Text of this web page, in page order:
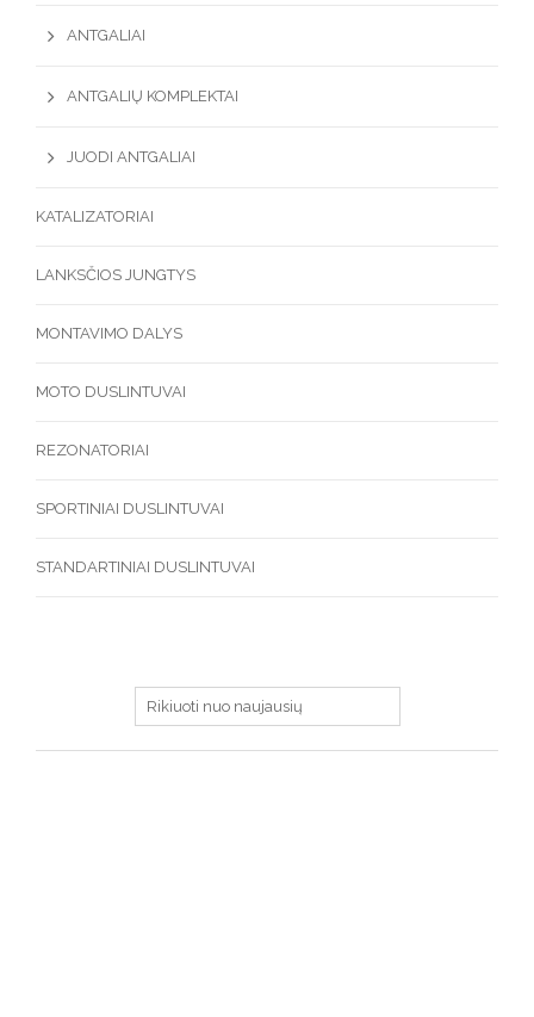
ANTGALIAI
ANTGALIŲ KOMPLEKTAI
JUODI ANTGALIAI
KATALIZATORIAI
LANKSČIOS JUNGTYS
MONTAVIMO DALYS
MOTO DUSLINTUVAI
REZONATORIAI
SPORTINIAI DUSLINTUVAI
STANDARTINIAI DUSLINTUVAI